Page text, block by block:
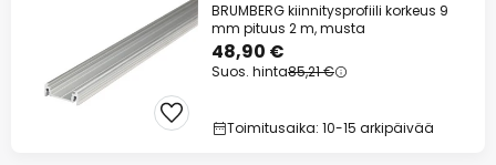
BRUMBERG kiinnitysprofiili korkeus 9
mm pituus 2 m, musta
48,90 €
Suos. hinta85,21 €
Toimitusaika: 10-15 arkipäivää